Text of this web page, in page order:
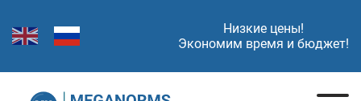
Низкие цены!
Экономим время и бюджет!